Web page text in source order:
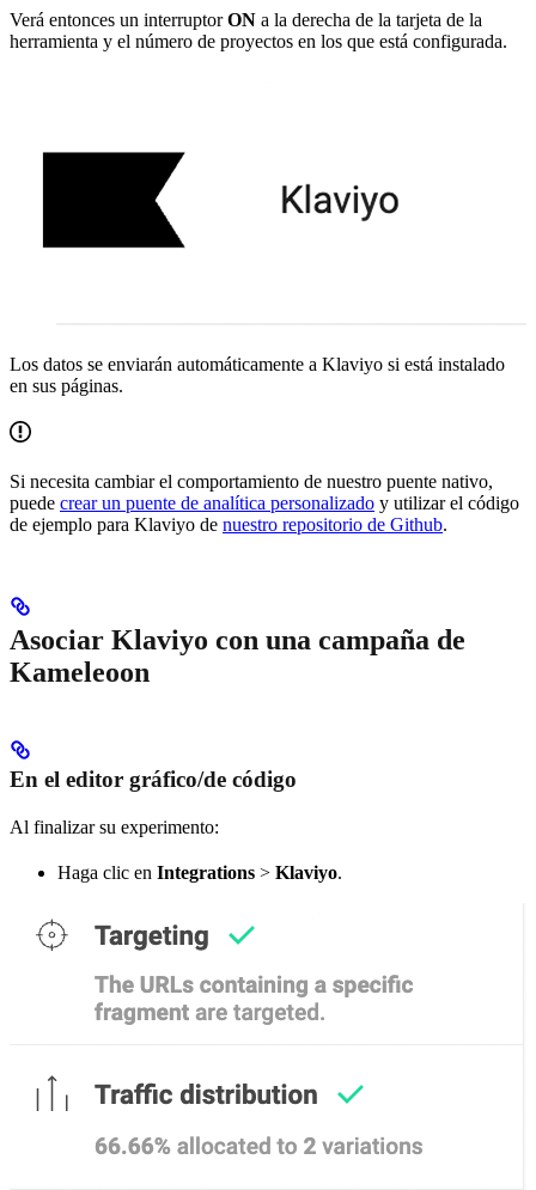
Verá entonces un interruptorON a la derecha de la tarjeta de la
herramienta y el número de proyectos en los que está configurada.
Los datos se enviarán automáticamente a Klaviyo si está instalado
en sus páginas.
Si necesita cambiar el comportamiento de nuestro puente nativo,
puede crear un puente de analítica personalizado y utilizar el código
de ejemplo para Klaviyo de nuestro repositorio de Github.
Asociar Klaviyo con una campaña de
Kameleoon
En el editor gráfico/de código
Al finalizar su experimento:
Haga clic en Integrations > Klaviyo.